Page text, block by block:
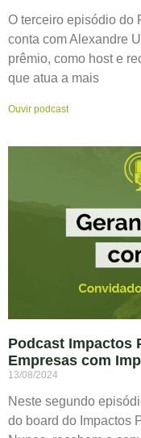
O terceiro episódio do
conta com Alexandre
prêmio, como host e
que atua a mais
Ouvir podcast
Podcast Impactos
Empresas com
13/08/2024
Neste segundo
do board do Impactos